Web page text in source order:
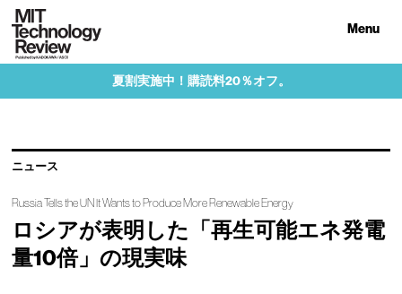
Menu
夏割実施中！購読料20％オフ。
ニュース
Russia Tells the UN It Wants to Produce More Renewable Energy
ロシアが表明した「再生可能エネ発電
量10倍」の現実味